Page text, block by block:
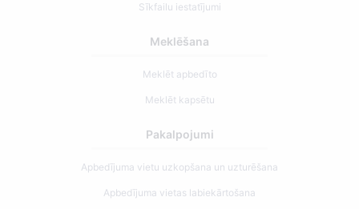
Sīkfailu iestatījumi
Meklēšana
Meklēt apbedīto
Meklēt kapsētu
Pakalpojumi
Apbedījuma vietu uzkopšana un uzturēšana
Apbedījuma vietas labiekārtošana